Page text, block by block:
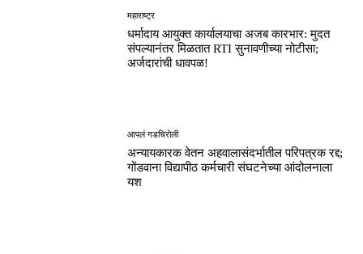
महाराष्ट्र
धर्मादाय आयुक्त कार्यालयाचा अजब कारभार: मुदत
संपल्यानंतर मिळतात RTI सुनावणीच्या नोटीसा;
अर्जदारांची धावपळ!
आपलं गडचिरोली
अन्यायकारक वेतन अहवालासंदर्भातील परिपत्रक रद्द;
गोंडवाना विद्यापीठ कर्मचारी संघटनेच्या आंदोलनाला
यश